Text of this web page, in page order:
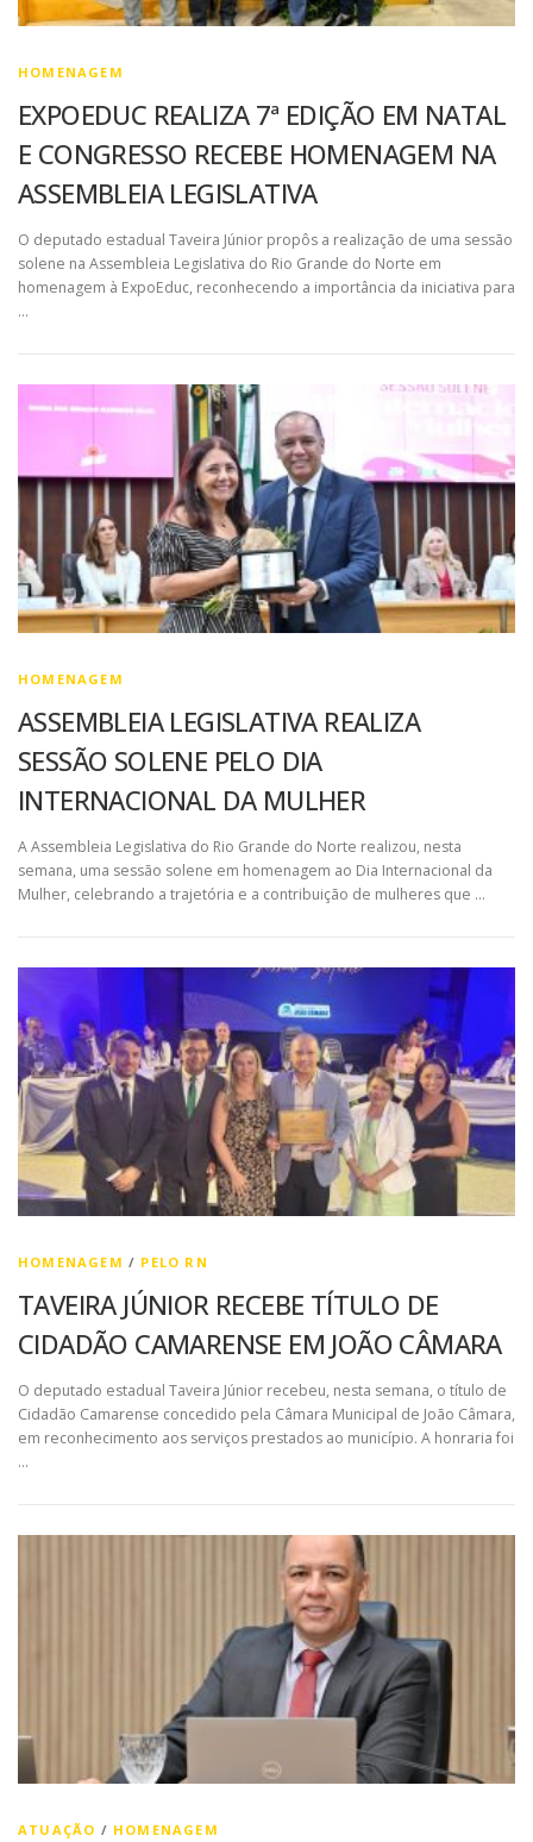
HOMENAGEM
EXPOEDUC REALIZA 7ª EDIÇÃO EM NATAL
E CONGRESSO RECEBE HOMENAGEM NA
ASSEMBLEIA LEGISLATIVA
O deputado estadual Taveira Júnior propôs a realização de uma sessão
solene na Assembleia Legislativa do Rio Grande do Norte em
homenagem à ExpoEduc, reconhecendo a importância da iniciativa para
…
HOMENAGEM
ASSEMBLEIA LEGISLATIVA REALIZA
SESSÃO SOLENE PELO DIA
INTERNACIONAL DA MULHER
A Assembleia Legislativa do Rio Grande do Norte realizou, nesta
semana, uma sessão solene em homenagem ao Dia Internacional da
Mulher, celebrando a trajetória e a contribuição de mulheres que …
HOMENAGEM / PELO RN
TAVEIRA JÚNIOR RECEBE TÍTULO DE
CIDADÃO CAMARENSE EM JOÃO CÂMARA
O deputado estadual Taveira Júnior recebeu, nesta semana, o título de
Cidadão Camarense concedido pela Câmara Municipal de João Câmara,
em reconhecimento aos serviços prestados ao município. A honraria foi
…
ATUAÇÃO / HOMENAGEM